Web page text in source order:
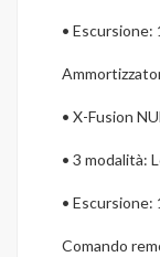
• Escursione:
• X-Fusion
• 3 modalità:
• Escursione:
Comando